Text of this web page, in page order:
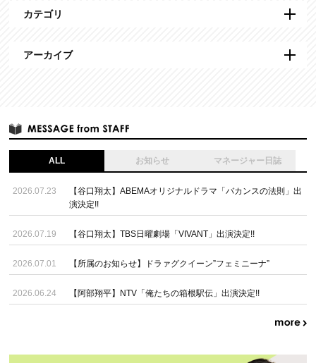
カテゴリ
アーカイブ
ALL お知らせ マネージャー日誌
2026.07.23
【谷口翔太】ABEMAオリジナルドラマ「バカンスの法則」出
演決定!!
2026.07.19 【谷口翔太】TBS日曜劇場「VIVANT」出演決定!!
2026.07.01 【所属のお知らせ】ドラァグクイーン”フェミニーナ”
2026.06.24 【阿部翔平】NTV「俺たちの箱根駅伝」出演決定!!